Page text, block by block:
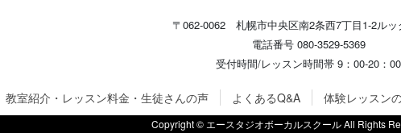
〒062-0062 札幌市中央区南2条西7丁目1-2ルッ
電話番号 080-3529-5369
受付時間/レッスン時間帯 9：00-20：00
教室紹介・レッスン料金・生徒さんの声 よくあるQ&A 体験レッスン
Copyright © エースタジオボーカルスクール All Rights